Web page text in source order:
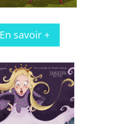
En savoir +